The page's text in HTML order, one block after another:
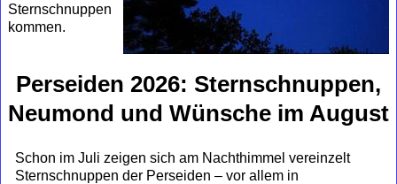
Sternschnuppen
kommen.
Perseiden 2026: Sternschnuppen,
Neumond und Wünsche im August
Schon im Juli zeigen sich am Nachthimmel vereinzelt
Sternschnuppen der Perseiden – vor allem in